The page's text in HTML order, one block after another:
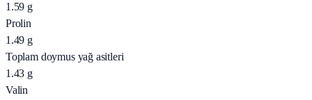
1.59 g
Prolin
1.49 g
Toplam doymus yağ asitleri
1.43 g
Valin